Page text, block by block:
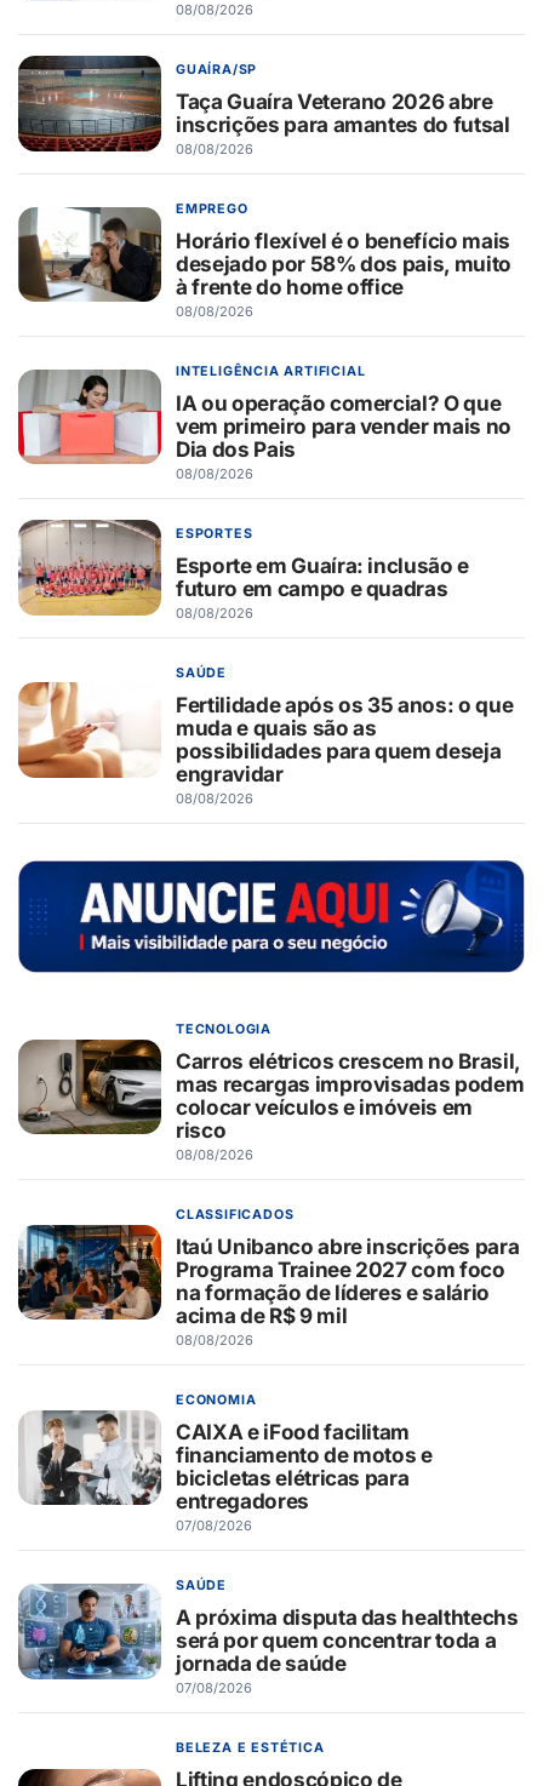
08/08/2026
GUAÍRA/SP
Taça Guaíra Veterano 2026 abre
inscrições para amantes do futsal
08/08/2026
EMPREGO
Horário flexível é o benefício mais
desejado por 58% dos pais, muito
à frente do home office
08/08/2026
INTELIGÊNCIA ARTIFICIAL
IA ou operação comercial? O que
vem primeiro para vender mais no
Dia dos Pais
08/08/2026
ESPORTES
Esporte em Guaíra: inclusão e
futuro em campo e quadras
08/08/2026
SAÚDE
Fertilidade após os 35 anos: o que
muda e quais são as
possibilidades para quem deseja
engravidar
08/08/2026
TECNOLOGIA
Carros elétricos crescem no Brasil,
mas recargas improvisadas podem
colocar veículos e imóveis em
risco
08/08/2026
CLASSIFICADOS
Itaú Unibanco abre inscrições para
Programa Trainee 2027 com foco
na formação de líderes e salário
acima de R$ 9 mil
08/08/2026
ECONOMIA
CAIXA e iFood facilitam
financiamento de motos e
bicicletas elétricas para
entregadores
07/08/2026
SAÚDE
A próxima disputa das healthtechs
será por quem concentrar toda a
jornada de saúde
07/08/2026
BELEZA E ESTÉTICA
Lifting endoscópico de